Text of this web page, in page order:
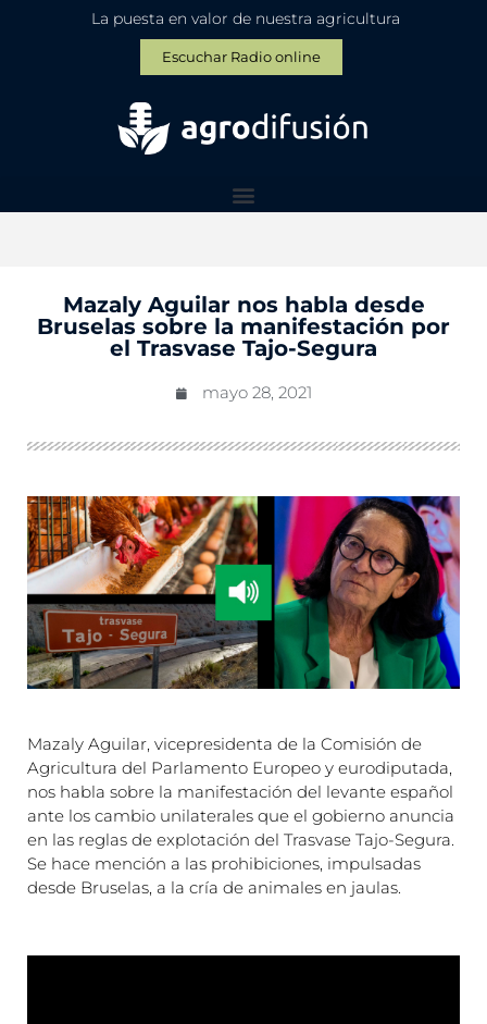
La puesta en valor de nuestra agricultura
Escuchar Radio online
Mazaly Aguilar nos habla desde
Bruselas sobre la manifestación por
el Trasvase Tajo-Segura
mayo 28, 2021
Mazaly Aguilar, vicepresidenta de la Comisión de
Agricultura del Parlamento Europeo y eurodiputada,
nos habla sobre la manifestación del levante español
ante los cambio unilaterales que el gobierno anuncia
en las reglas de explotación del Trasvase Tajo-Segura.
Se hace mención a las prohibiciones, impulsadas
desde Bruselas, a la cría de animales en jaulas.